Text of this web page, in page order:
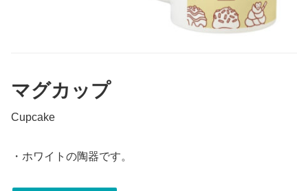
マグカップ
Cupcake
・ホワイトの陶器です。